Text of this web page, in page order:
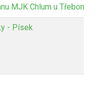
MJK Chlum u Třeboně
- Písek